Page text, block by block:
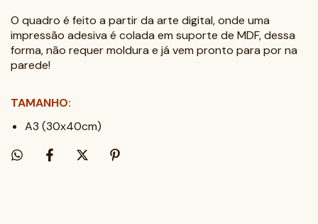
O quadro é feito a partir da arte digital, onde uma
impressão adesiva é colada em suporte de MDF, dessa
forma, não requer moldura e já vem pronto para por na
parede!
TAMANHO:
A3 (30x40cm)